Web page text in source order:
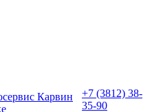
+7 (3812) 38-
35-90